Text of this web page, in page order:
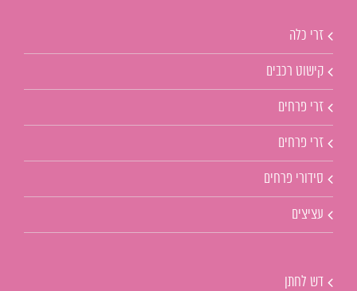
זרי כלה
קישוט רכבים
זרי פרחים
זרי פרחים
סידורי פרחים
עציצים
דש לחתן